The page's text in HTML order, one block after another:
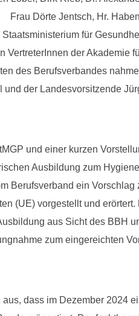
Frau Dörte Jentsch, Hr. Haben
für
der Akademie
des Berufsverbandes
und der Landesvorsitzende
und einer kurzen
Ausbildung zum
Berufsverband ein
(UE) vorgestellt und
aus Sicht des BBH
zum eingereichten
dass im Dezember 2024